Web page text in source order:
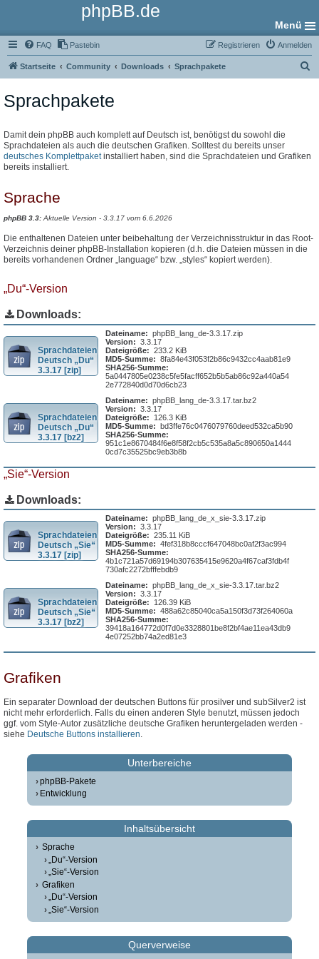
phpBB.de
Menü
FAQ Pastebin Anmelden
Registrieren
Startseite Community Downloads Sprachpakete
Sprachpakete
Damit dein phpBB auch komplett auf Deutsch ist, benötigst du sowohl die
Sprachdateien als auch die deutschen Grafiken. Solltest du bereits unser
deutsches Komplettpaketinstalliert haben, sind die Sprachdateien und Grafiken
bereits installiert.
Sprache
phpBB 3.3:Aktuelle Version - 3.3.17 vom 6.6.2026
Die enthaltenen Dateien unter beibehaltung der Verzeichnisstruktur in das Root-
Verzeichnis deiner phpBB-Installation kopieren (d.h. die Dateien müssen in die
bereits vorhandenen Ordner „language“ bzw. „styles“ kopiert werden).
„Du“-Version
Downloads:
Sprachdateien
Deutsch „Du“
3.3.17 [zip]
Dateiname: phpBB_lang_de-3.3.17.zip
Version: 3.3.17
Dateigröße: 233.2 KiB
MD5-Summe: 8fa84e43f053f2b86c9432cc4aab81e9
SHA256-Summe:
5a0447805e0238c5fe5facff652b5b5ab86c92a440a54
2e772840d0d70d6cb23
Sprachdateien
Deutsch „Du“
3.3.17 [bz2]
Dateiname: phpBB_lang_de-3.3.17.tar.bz2
Version: 3.3.17
Dateigröße:
126.3 KiB
MD5-Summe: bd3ffe76c0476079760deed532ca5b90
SHA256-Summe:
951c1e8670484f6e8f58f2cb5c535a8a5c890650a1444
0cd7c35525bc9eb3b8b
„Sie“-Version
Downloads:
Sprachdateien
Deutsch „Sie“
3.3.17 [zip]
Dateiname: phpBB_lang_de_x_sie-3.3.17.zip
Version: 3.3.17
Dateigröße: 235.11 KiB
MD5-Summe: 4fef318b8cccf647048bc0af2f3ac994
SHA256-Summe:
4b1c721a57d69194b307635415e9620a4f67caf3fdb4f
730afc2272bfffebdb9
Sprachdateien
Deutsch „Sie“
3.3.17 [bz2]
Dateiname: phpBB_lang_de_x_sie-3.3.17.tar.bz2
Version: 3.3.17
Dateigröße:
126.39 KiB
MD5-Summe: 488a62c85040ca5a150f3d73f264060a
SHA256-Summe:
39418a164772d0f7d0e3328801be8f2bf4ae11ea43db9
4e07252bb74a2ed81e3
Grafiken
Ein separater Download der deutschen Buttons für prosilver und subSilver2 ist
nicht mehr erforderlich. Falls du einen anderen Style benutzt, müssen jedoch
ggf. vom Style-Autor zusätzliche deutsche Grafiken heruntergeladen werden -
siehe Deutsche Buttons installieren.
Unterbereiche
phpBB-Pakete
Entwicklung
Inhaltsübersicht
Sprache
„Du“-Version
„Sie“-Version
Grafiken
„Du“-Version
„Sie“-Version
Querverweise